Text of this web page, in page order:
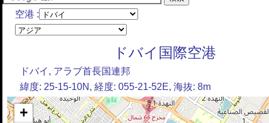
空港 :
ドバイ国際空港
ドバイ, アラブ首長国連邦
緯度: 25-15-10N, 経度: 055-21-52E, 海抜: 8m
+